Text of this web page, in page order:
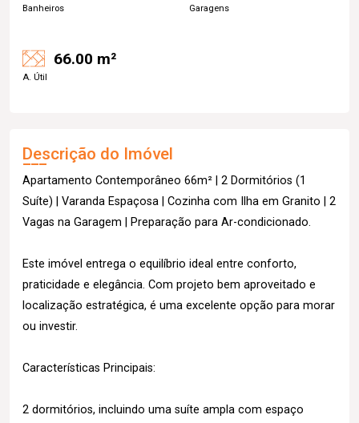
Banheiros Garagens
66.00 m²
A. Útil
Descrição do Imóvel
Apartamento Contemporâneo 66m² | 2 Dormitórios (1
Suíte) | Varanda Espaçosa | Cozinha com Ilha em Granito | 2
Vagas na Garagem | Preparação para Ar-condicionado.
Este imóvel entrega o equilíbrio ideal entre conforto,
praticidade e elegância. Com projeto bem aproveitado e
localização estratégica, é uma excelente opção para morar
ou investir.
Características Principais:
2 dormitórios, incluindo uma suíte ampla com espaço